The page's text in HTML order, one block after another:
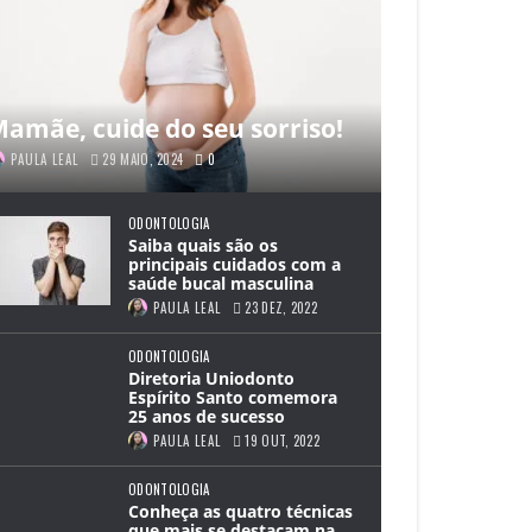
cuide do seu sorriso!
PAULA LEAL 29 MAIO, 2024 0
ODONTOLOGIA
Saiba quais são os
principais cuidados com a
saúde bucal masculina
PAULA LEAL 23 DEZ, 2022
ODONTOLOGIA
Diretoria Uniodonto
Espírito Santo comemora
25 anos de sucesso
PAULA LEAL 19 OUT, 2022
ODONTOLOGIA
Conheça as quatro técnicas